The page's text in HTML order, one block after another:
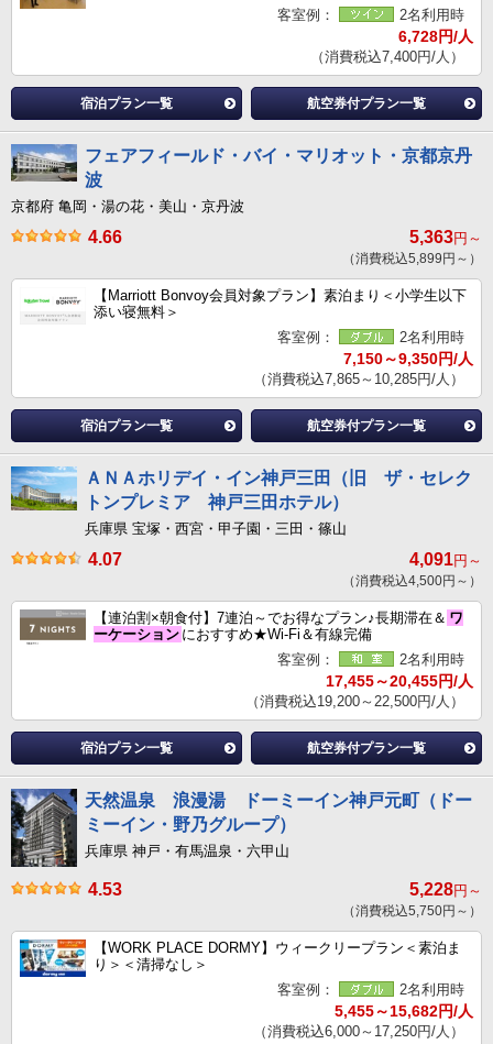
客室例： 2名利用時
6,728円/人
（消費税込7,400円/人）
宿泊プラン一覧 航空券付プラン一覧
フェアフィールド・バイ・マリオット・京都京丹
波
京都府 亀岡・湯の花・美山・京丹波
4.66 5,363円～
（消費税込5,899円～）
【Marriott Bonvoy会員対象プラン】素泊まり＜小学生以下
添い寝無料＞
客室例：
2名利用時
7,150～9,350円/人
（消費税込7,865～10,285円/人）
宿泊プラン一覧 航空券付プラン一覧
ＡＮＡホリデイ・イン神戸三田（旧 ザ・セレク
トンプレミア 神戸三田ホテル）
兵庫県 宝塚・西宮・甲子園・三田・篠山
4.07 4,091円～
（消費税込4,500円～）
【連泊割×朝食付】7連泊～でお得なプラン♪長期滞在＆ ワ
ーケーション におすすめ★Wi-Fi＆有線完備
客室例：
2名利用時
17,455～20,455円/人
（消費税込19,200～22,500円/人）
宿泊プラン一覧 航空券付プラン一覧
天然温泉 浪漫湯 ドーミーイン神戸元町（ドー
ミーイン・野乃グループ）
兵庫県 神戸・有馬温泉・六甲山
4.53 5,228円～
（消費税込5,750円～）
【WORK PLACE DORMY】ウィークリープラン＜素泊ま
り＞＜清掃なし＞
客室例：
2名利用時
5,455～15,682円/人
（消費税込6,000～17,250円/人）